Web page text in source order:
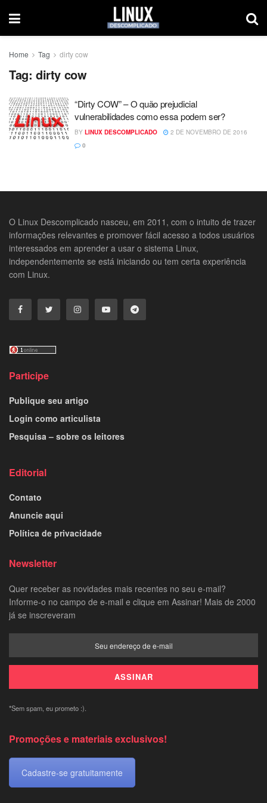
Home Tag dirty cow
Tag: dirty cow
“Dirty COW” – O quão prejudicial
vulnerabilidades como essa podem ser?
BY LINUX DESCOMPLICADO
2 DE NOVEMBRO DE 2016
0
O Linux Descomplicado nasceu, em 2011, com o intuito de trazer
informações relevantes e promover fácil acesso a todos usuários
interessados em aprender a usar o sistema Linux,
independentemente se está iniciando ou tem certa experiência
com Linux.
Participe
Publique seu artigo
Login como articulista
Pesquisa – sobre os leitores
Editorial
Contato
Anuncie aqui
Política de privacidade
Newsletter
Quer receber as novidades mais recentes no seu e-mail?
Informe-o no campo de e-mail e clique em Assinar! Mais de 2000
já se inscreveram
*Sem spam, eu prometo :).
Promoções e materiais exclusivos!
Cadastre-se gratuitamente